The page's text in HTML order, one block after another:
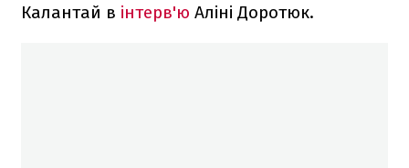
Калантай в інтерв'ю Аліні Доротюк.